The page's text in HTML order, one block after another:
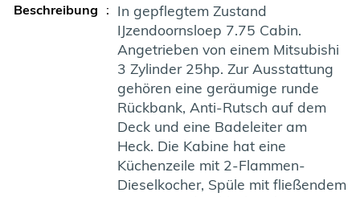
Beschreibung : In gepflegtem Zustand
IJzendoornsloep 7.75 Cabin.
Angetrieben von einem Mitsubishi
3 Zylinder 25hp. Zur Ausstattung
gehören eine geräumige runde
Rückbank, Anti-Rutsch auf dem
Deck und eine Badeleiter am
Heck. Die Kabine hat eine
Küchenzeile mit 2-Flammen-
Dieselkocher, Spüle mit fließendem